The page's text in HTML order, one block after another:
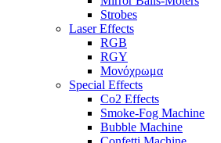
Strobes
Laser Effects
RGB
RGY
Μονόχρωμα
Special Effects
Co2 Effects
Smoke-Fog Machine
Bubble Machine